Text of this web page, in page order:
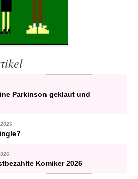
Parkinson geklaut und
Komiker 2026